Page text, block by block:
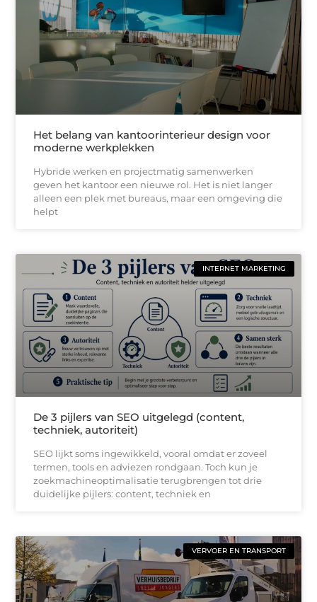
Het belang van kantoorinterieur design voor
moderne werkplekken
Hybride werken en projectmatig samenwerken
geven het kantoor een nieuwe rol. Het is niet langer
alleen een plek met bureaus, maar een omgeving die
helpt
INTERNET MARKETING
De 3 pijlers van SEO uitgelegd (content,
techniek, autoriteit)
SEO lijkt soms ingewikkeld, vooral omdat er zoveel
termen, tools en adviezen rondgaan. Toch kun je
zoekmachineoptimalisatie terugbrengen tot drie
duidelijke pijlers: content, techniek en
VERVOER EN TRANSPORT